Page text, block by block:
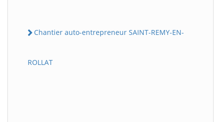
Chantier auto-entrepreneur SAINT-REMY-EN-
ROLLAT